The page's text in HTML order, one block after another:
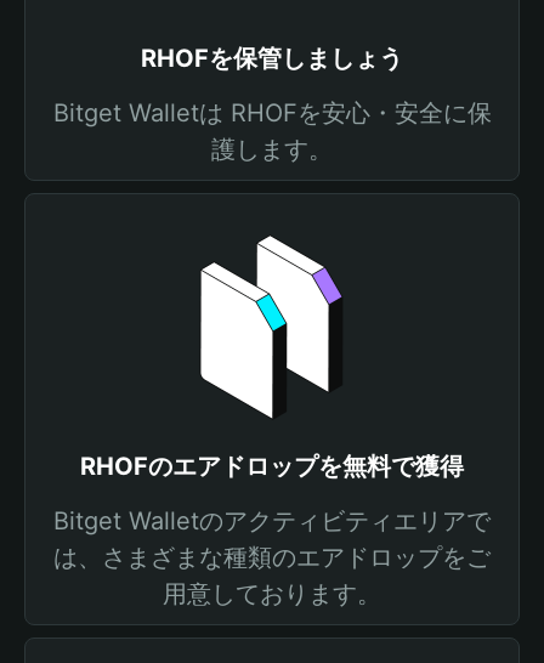
RHOFを保管しましょう
Bitget Walletは RHOFを安心・安全に保
護します。
RHOFのエアドロップを無料で獲得
Bitget Walletのアクティビティエリアで
は、さまざまな種類のエアドロップをご
用意しております。